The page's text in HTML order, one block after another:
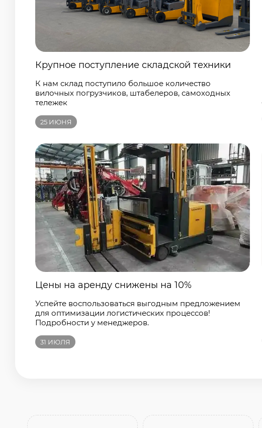
Крупное поступление складской техники
К нам склад поступило большое количество
вилочных погрузчиков, штабелеров, самоходных
тележек
25 ИЮНЯ
Цены на аренду снижены на 10%
Успейте воспользоваться выгодным предложением
для оптимизации логистических процессов!
Подробности у менеджеров.
31 ИЮЛЯ